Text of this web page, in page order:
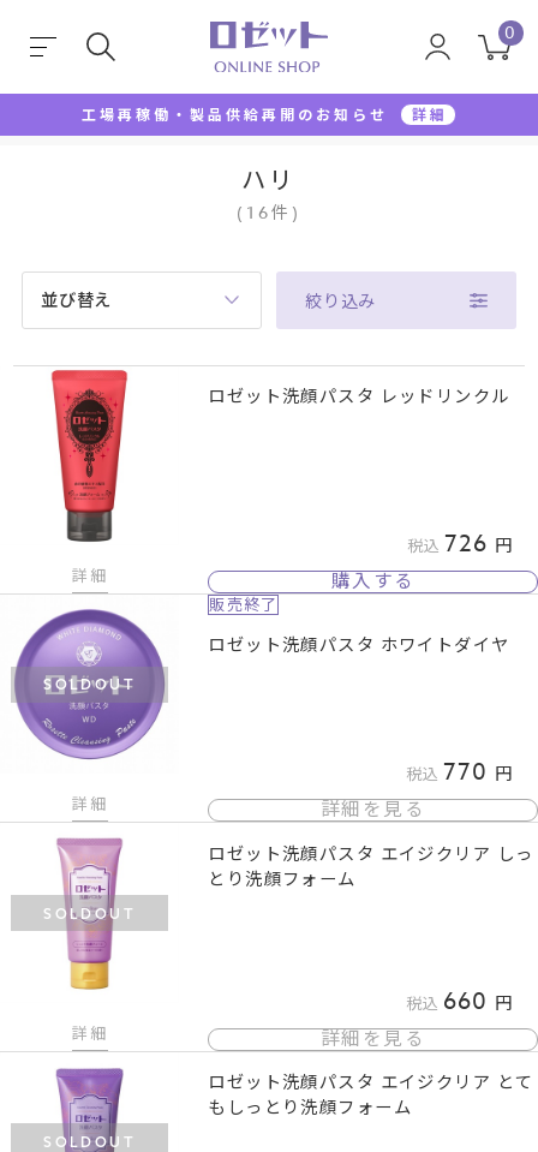
0
工場再稼働・製品供給再開のお知らせ 詳細
ハリ
ハリ
( 16件 )
並び替え 絞り込み
詳細
ロゼット洗顔パスタ レッドリンクル
税込 726
購入する
SOLDOUT
詳細
販売終了
ロゼット洗顔パスタ ホワイトダイヤ
税込 770
詳細を見る
SOLDOUT
詳細
ロゼット洗顔パスタ エイジクリア しっ
とり洗顔フォーム
税込 660
詳細を見る
SOLDOUT
ロゼット洗顔パスタ エイジクリア とて
もしっとり洗顔フォーム